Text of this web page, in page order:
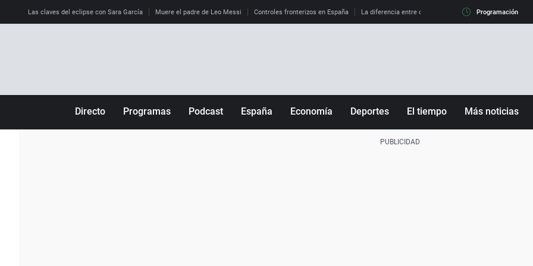
Las claves del eclipse con Sara García Muere el padre de Leo Messi Controles fronterizos en España La diferencia entre observar el eclipse al 99% y al 100%
Programación
Directo Programas Podcast España Economía Deportes El tiempo Más noticias